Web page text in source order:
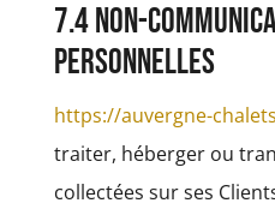
7.4 Non-
personnelles
https://auvergne-
traiter, héberger ou
collectées sur ses